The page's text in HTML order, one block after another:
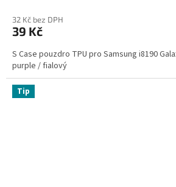
32 Kč bez DPH
39 Kč
S Case pouzdro TPU pro Samsung i8190
purple / fialový
Tip